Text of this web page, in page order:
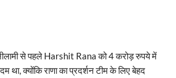
से पहले Harshit Rana को 4 करोड़ रुपये में
था, क्योंकि राणा का प्रदर्शन टीम के लिए बेहद